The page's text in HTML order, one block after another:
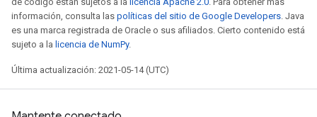
información, consulta las políticas del sitio de Google Developers. Java
es una marca registrada de Oracle o sus afiliados. Cierto contenido está
sujeto a la licencia de NumPy.
Última actualización: 2021-05-14 (UTC)